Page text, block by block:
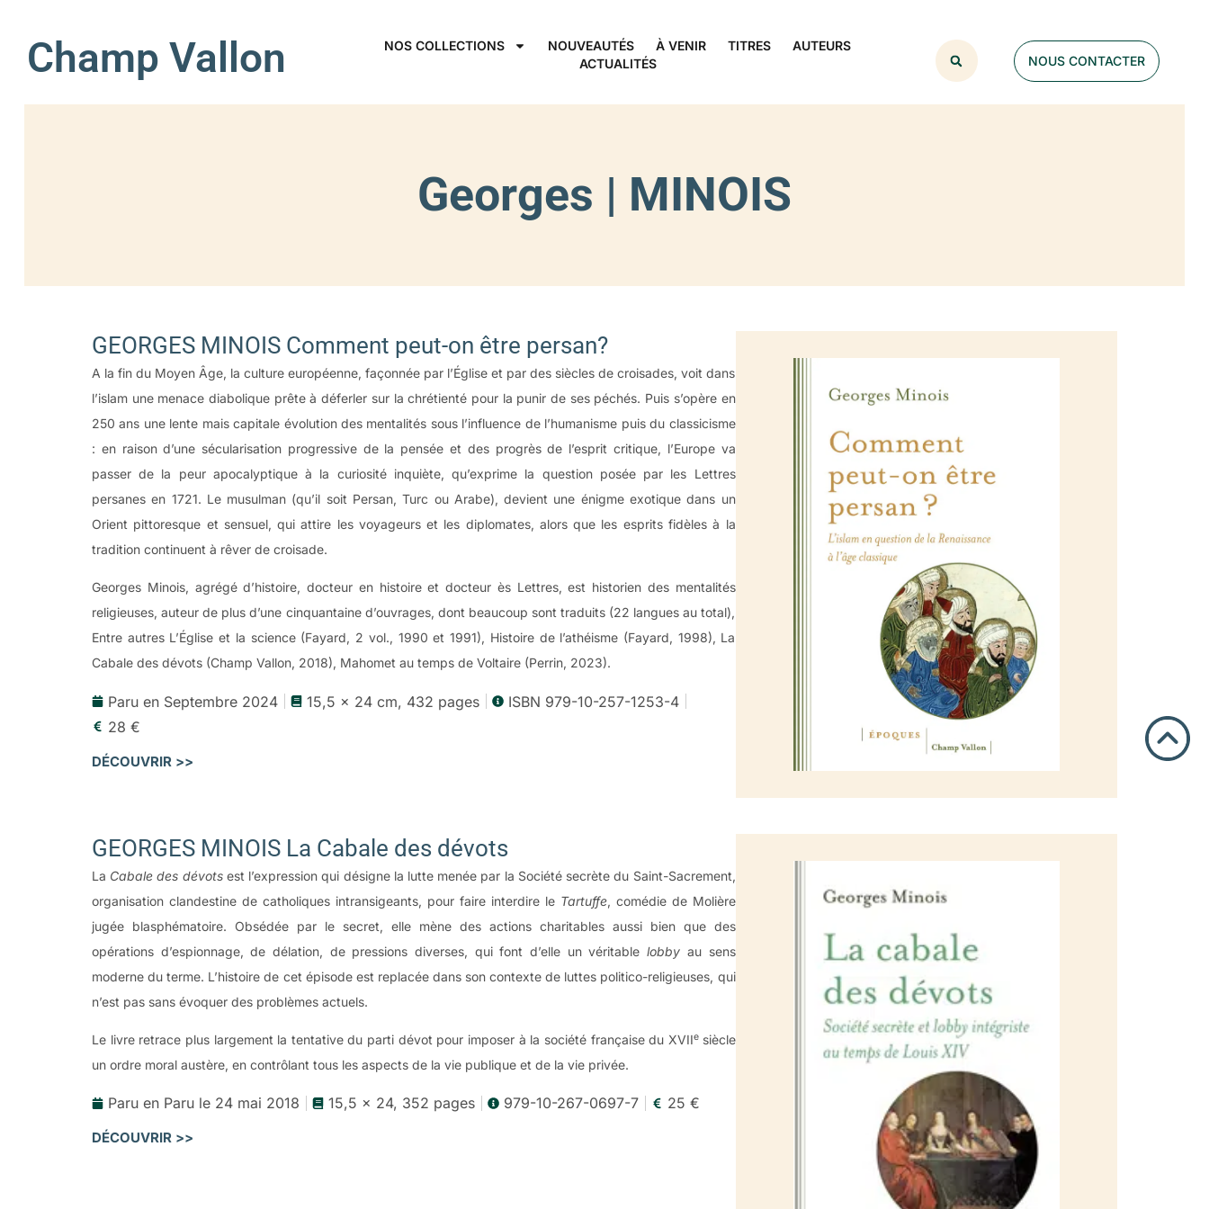
Champ Vallon NOS COLLECTIONS NOUVEAUTÉS À VENIR TITRES
AUTEURS
ACTUALITÉS
NOUS CONTACTER
Georges | MINOIS
GEORGES MINOIS Comment peut-on être persan?
A la fin du Moyen Âge, la culture européenne, façonnée par l’Église et par des siècles de croisades, voit dans
l’islam une menace diabolique prête à déferler sur la chrétienté pour la punir de ses péchés. Puis s’opère en
250 ans une lente mais capitale évolution des mentalités sous l’influence de l’humanisme puis du classicisme
: en raison d’une sécularisation progressive de la pensée et des progrès de l’esprit critique, l’Europe va
passer de la peur apocalyptique à la curiosité inquiète, qu’exprime la question posée par les Lettres
persanes en 1721. Le musulman (qu’il soit Persan, Turc ou Arabe), devient une énigme exotique dans un
Orient pittoresque et sensuel, qui attire les voyageurs et les diplomates, alors que les esprits fidèles à la
tradition continuent à rêver de croisade.
Georges Minois, agrégé d’histoire, docteur en histoire et docteur ès Lettres, est historien des mentalités
religieuses, auteur de plus d’une cinquantaine d’ouvrages, dont beaucoup sont traduits (22 langues au total),
Entre autres L’Église et la science (Fayard, 2 vol., 1990 et 1991), Histoire de l’athéisme (Fayard, 1998), La
Cabale des dévots (Champ Vallon, 2018), Mahomet au temps de Voltaire (Perrin, 2023).
Paru en Septembre 2024 15,5 x 24 cm, 432 pages
ISBN 979-10-257-1253-4
28 €
DÉCOUVRIR >>
GEORGES MINOIS La Cabale des dévots
La Cabale des dévotsest l’expression qui désigne la lutte menée par la Société secrète du Saint-Sacrement,
organisation clandestine de catholiques intransigeants, pour faire interdire le Tartuffe, comédie de Molière
jugée blasphématoire. Obsédée par le secret, elle mène des actions charitables aussi bien que des
opérations d’espionnage, de délation, de pressions diverses, qui font d’elle un véritablelobby au sens
moderne du terme. L’histoire de cet épisode est replacée dans son contexte de luttes politico-religieuses, qui
n’est pas sans évoquer des problèmes actuels.
Le livre retrace plus largement la tentative du parti dévot pour imposer à la société française du XVIIe siècle
un ordre moral austère, en contrôlant tous les aspects de la vie publique et de la vie privée.
Paru en Paru le 24 mai 2018 15,5 x 24, 352 pages 979-10-267-0697-7 25 €
DÉCOUVRIR >>